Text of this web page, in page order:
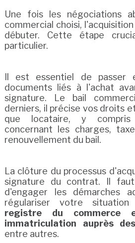
Une fois les négociations
commercial choisi,
débuter. Cette étape
particulier.
Il est essentiel de passer
documents liés à l'achat
signature. Le bail
derniers, il précise vos droits
que locataire, y compris
concernant les charges,
renouvellement du bail.
La clôture du processus
signature du contrat. Il faut
d'engager les démarches
régulariser votre
registre du commerce
immatriculation auprès
entre autres.